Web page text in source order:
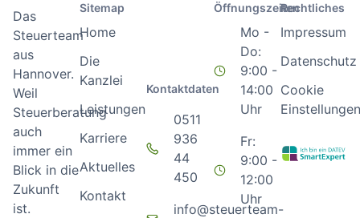
Das
Steuerteam
aus
Hannover.
Weil
Steuerberatung
auch
immer ein
Blick in die
Zukunft
ist.
Sitemap
Home
Die
Kanzlei
Leistungen
Karriere
Aktuelles
Kontakt
Kontaktdaten
0511
936
44
450
info@steuerteam-
Öffnungszeiten
Mo -
Do:
9:00 -
14:00
Uhr
Fr:
9:00 -
12:00
Uhr
Rechtliches
Impressum
Datenschutz
Cookie
Einstellungen